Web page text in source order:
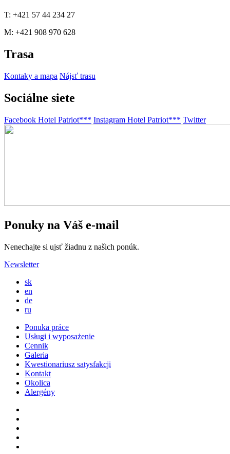
T: +421 57 44 234 27
M: +421 908 970 628
Trasa
Kontaky a mapa Nájsť trasu
Sociálne siete
Facebook Hotel Patriot*** Instagram Hotel Patriot*** Twitter
Ponuky na Váš e-mail
Nenechajte si ujsť žiadnu z našich ponúk.
Newsletter
sk
en
de
ru
Ponuka práce
Usługi i wyposażenie
Cennik
Galeria
Kwestionariusz satysfakcji
Kontakt
Okolica
Alergény